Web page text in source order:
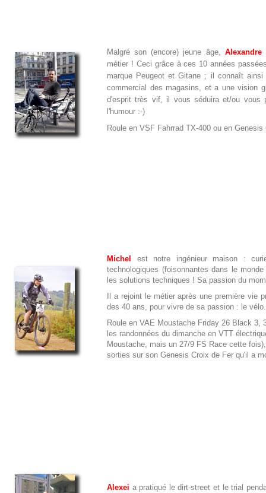
Malgré son (encore) jeune âge, Alexandre
métier ! Ceci grâce à ces 10 années
marque Peugeot et Gitane ; il connaît
commercial des magasins, et a une vision
d'esprit très vif, il vous séduira et/ou vous
l'humour :-)
Roule en VSF Fahrrad TX-400 ou en Genesis
Michel
est notre ingénieur maison :
technologiques (foisonnantes dans le
les solutions techniques ! Sa passion du
Il a rejoint le métier après une première vie
des 40 ans, pour vivre de sa passion : le vélo.
Roule en VAE Moustache Friday 26 Black
les randonnées du dimanche en VTT
Moustache, mais un 27/9 FS Race cette
sorties sur son Genesis Croix de Fer qu'il a
Alexei a pratiqué le dirt-street et le trial